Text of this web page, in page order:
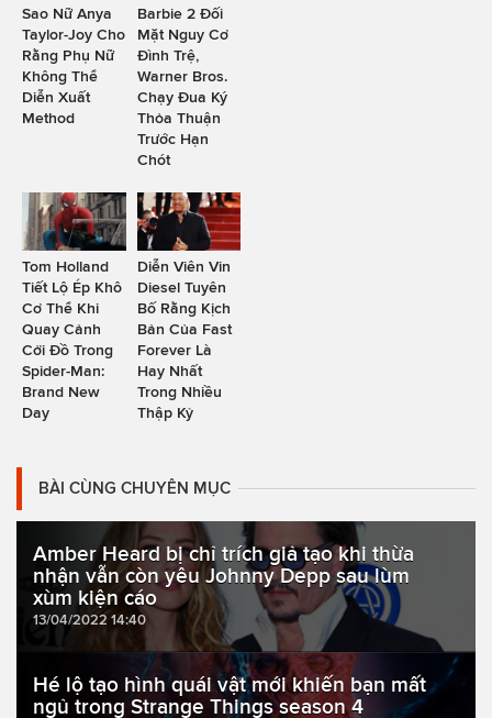
Sao Nữ Anya
Taylor-Joy Cho
Rằng Phụ Nữ
Không Thể
Diễn Xuất
Method
Barbie 2 Đối
Mặt Nguy Cơ
Đình Trệ,
Warner Bros.
Chạy Đua Ký
Thỏa Thuận
Trước Hạn
Chót
Tom Holland
Tiết Lộ Ép Khô
Cơ Thể Khi
Quay Cảnh
Cởi Đồ Trong
Spider-Man:
Brand New
Day
Diễn Viên Vin
Diesel Tuyên
Bố Rằng Kịch
Bản Của Fast
Forever Là
Hay Nhất
Trong Nhiều
Thập Kỷ
BÀI CÙNG CHUYÊN MỤC
Amber Heard bị chỉ trích giả tạo khi thừa
nhận vẫn còn yêu Johnny Depp sau lùm
xùm kiện cáo
13/04/2022 14:40
Hé lộ tạo hình quái vật mới khiến bạn mất
ngủ trong Strange Things season 4